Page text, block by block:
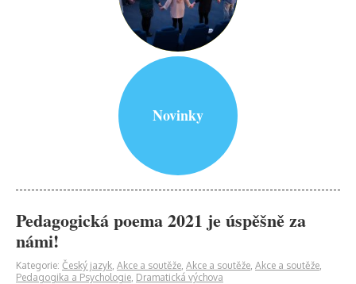
Novinky
Pedagogická poema 2021 je úspěšně za
námi!
Kategorie: Český jazyk, Akce a soutěže, Akce a soutěže, Akce a soutěže,
Pedagogika a Psychologie, Dramatická výchova